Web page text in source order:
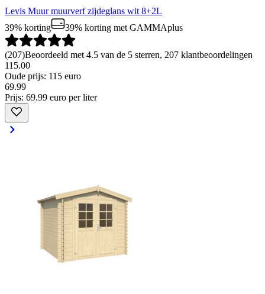
Levis Muur muurverf zijdeglans wit 8+2L
39% korting
39% korting met GAMMAplus
(207)Beoordeeld met 4.5 van de 5 sterren, 207 klantbeoordelingen
115.00
Oude prijs: 115 euro
69.99
Prijs: 69.99 euro per liter